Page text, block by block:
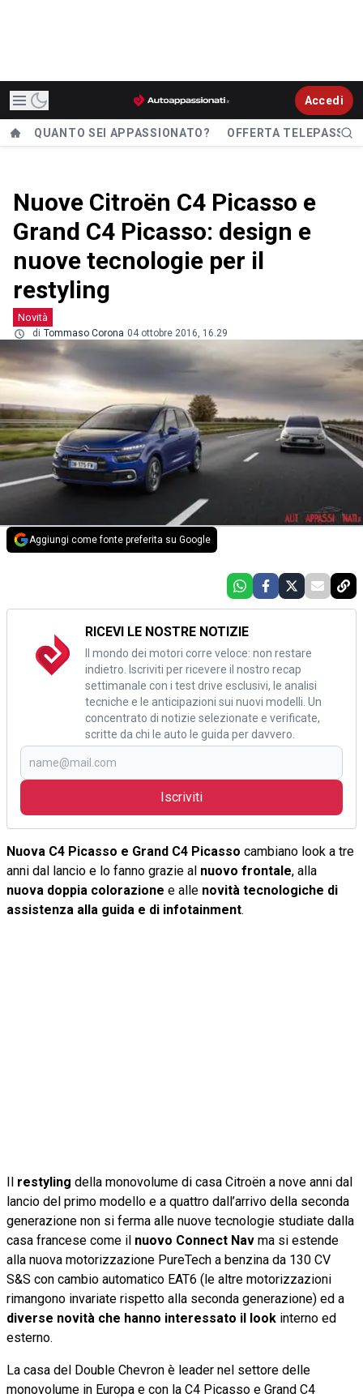
Accedi
QUANTO SEI APPASSIONATO? OFFERTA TELEPASS
Nuove Citroën C4 Picasso e
Grand C4 Picasso: design e
nuove tecnologie per il
restyling
Novità
di Tommaso Corona 04 ottobre 2016, 16.29
Aggiungi come fonte preferita su Google
RICEVI LE NOSTRE NOTIZIE
Il mondo dei motori corre veloce: non restare
indietro. Iscriviti per ricevere il nostro recap
settimanale con i test drive esclusivi, le analisi
tecniche e le anticipazioni sui nuovi modelli. Un
concentrato di notizie selezionate e verificate,
scritte da chi le auto le guida per davvero.
Iscriviti
Nuova C4 Picasso e Grand C4 Picasso cambiano look a tre
anni dal lancio e lo fanno grazie al nuovo frontale, alla
nuova doppia colorazione e alle novità tecnologiche di
assistenza alla guida e di infotainment.
Il restyling della monovolume di casa Citroën a nove anni dal
lancio del primo modello e a quattro dall’arrivo della seconda
generazione non si ferma alle nuove tecnologie studiate dalla
casa francese come il nuovo Connect Nav ma si estende
alla nuova motorizzazione PureTech a benzina da 130 CV
S&S con cambio automatico EAT6 (le altre motorizzazioni
rimangono invariate rispetto alla seconda generazione) ed a
diverse novità che hanno interessato il look interno ed
esterno.
La casa del Double Chevron è leader nel settore delle
monovolume in Europa e con la C4 Picasso e Grand C4